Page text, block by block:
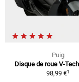
Puig
Disque de roue V-
98,99 €1